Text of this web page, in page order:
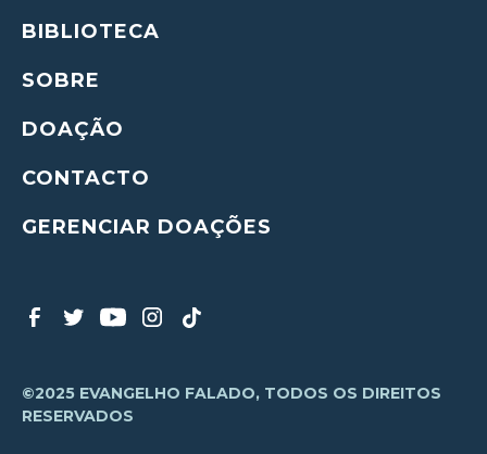
BIBLIOTECA
SOBRE
DOAÇÃO
CONTACTO
GERENCIAR DOAÇÕES
©2025 EVANGELHO FALADO, TODOS OS DIREITOS
RESERVADOS